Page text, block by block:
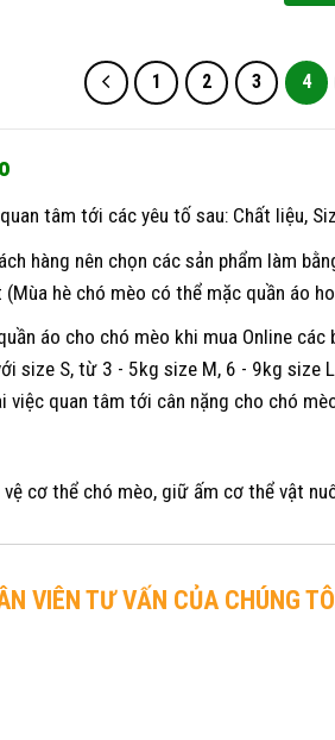
1 2 3 4
tâm tới các yêu tố sau: Chất liệu,
hàng nên chọn các sản phẩm làm
hè chó mèo có thể mặc quần áo
áo cho chó mèo khi mua Online
size S, từ 3 - 5kg size M, 6 - 9kg
việc quan tâm tới cân nặng cho chó
vệ cơ thể chó mèo, giữ ấm cơ thể vật
VIÊN TƯ VẤN CỦA CHÚNG